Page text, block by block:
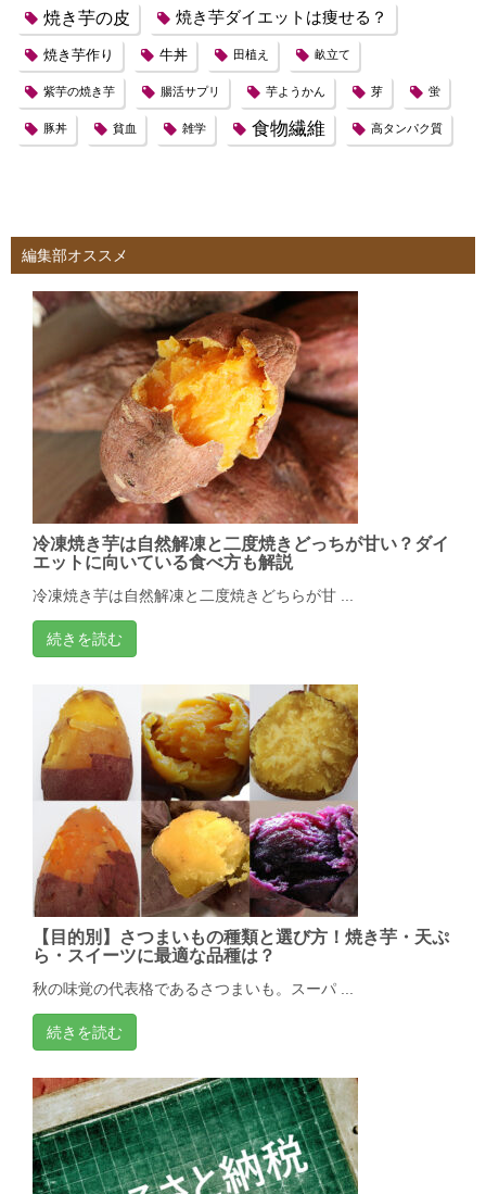
焼き芋の皮 焼き芋ダイエットは痩せる？
焼き芋作り 牛丼 田植え 畝立て
紫芋の焼き芋 腸活サプリ 芋ようかん 芽 蛍
豚丼 貧血 雑学 食物繊維 高タンパク質
編集部オススメ
冷凍焼き芋は自然解凍と二度焼きどっちが甘い？ダイ
エットに向いている食べ方も解説
冷凍焼き芋は自然解凍と二度焼きどちらが甘 ...
続きを読む
【目的別】さつまいもの種類と選び方！焼き芋・天ぷ
ら・スイーツに最適な品種は？
秋の味覚の代表格であるさつまいも。スーパ ...
続きを読む